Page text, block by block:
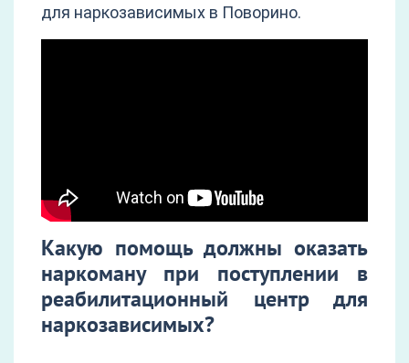
для наркозависимых в Поворино.
Какую помощь должны оказать
наркоману при поступлении в
реабилитационный центр для
наркозависимых?